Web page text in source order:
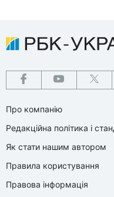
Про компанію
Редакційна політика і
Як стати нашим автором
Правила користування
Правова інформація